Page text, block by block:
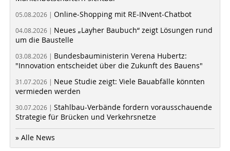
05.08.2026 | Online-Shopping mit RE-INvent-Chatbot
04.08.2026 | Neues „Layher Baubuch“ zeigt Lösungen rund
um die Baustelle
03.08.2026 | Bundesbauministerin Verena Hubertz:
"Innovation entscheidet über die Zukunft des Bauens"
31.07.2026 | Neue Studie zeigt: Viele Bauabfälle könnten
vermieden werden
30.07.2026 | Stahlbau-Verbände fordern vorausschauende
Strategie für Brücken und Verkehrsnetze
» Alle News